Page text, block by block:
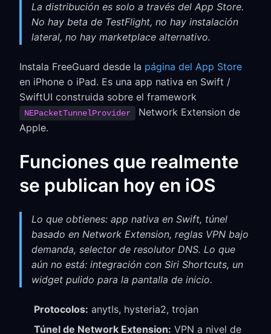
La distribución es solo a través del App Store.
No hay beta de TestFlight, no hay instalación
lateral, no hay marketplace alternativo.
Instala FreeGuard desde la página del App Store
en iPhone o iPad. Es una app nativa en Swift /
SwiftUI construida sobre el framework
NEPacketTunnelProvider
Network Extension de
Apple.
Funciones que realmente
se publican hoy en iOS
Lo que obtienes: app nativa en Swift, túnel
basado en Network Extension, reglas VPN bajo
demanda, selector de resolutor DNS. Lo que
aún no está: integración con Siri Shortcuts, un
widget pulido para la pantalla de inicio.
Protocolos: anytls, hysteria2, trojan
Túnel de Network Extension: VPN a nivel de